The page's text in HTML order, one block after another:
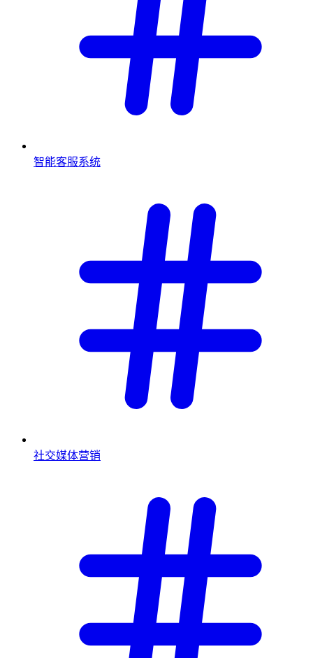
智能客服系统
社交媒体营销